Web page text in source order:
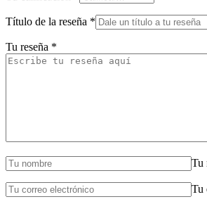
Título de la reseña *
Tu reseña *
Tu
Tu